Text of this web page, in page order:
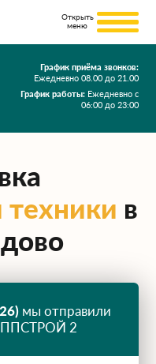
График приёма звонков:
Ежедневно 08.00 до 21.00
График работы: Ежедневно с
06:00 до 23:00
техники в
мы отправили
2